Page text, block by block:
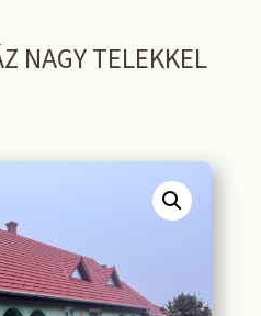
NAGY TELEKKEL